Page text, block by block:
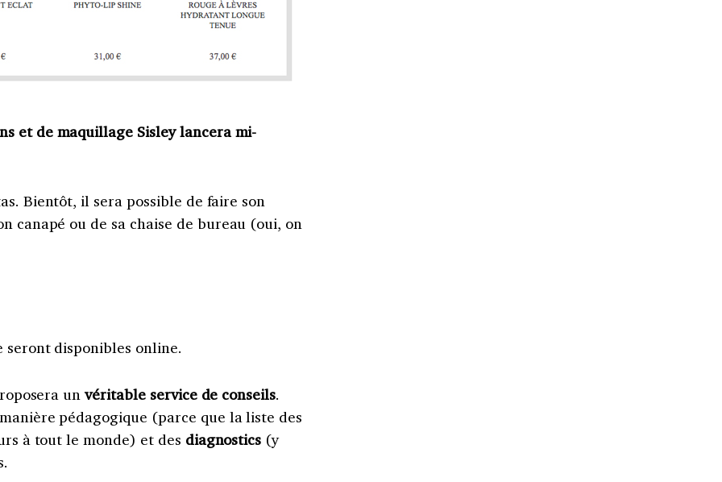
et de maquillage Sisley lancera mi-
Bientôt, il sera possible de faire son
canapé ou de sa chaise de bureau (oui, on
seront disponibles online.
unvéritable service de conseils.
pédagogique (parce que la liste des
à tout le monde) et des diagnostics (y